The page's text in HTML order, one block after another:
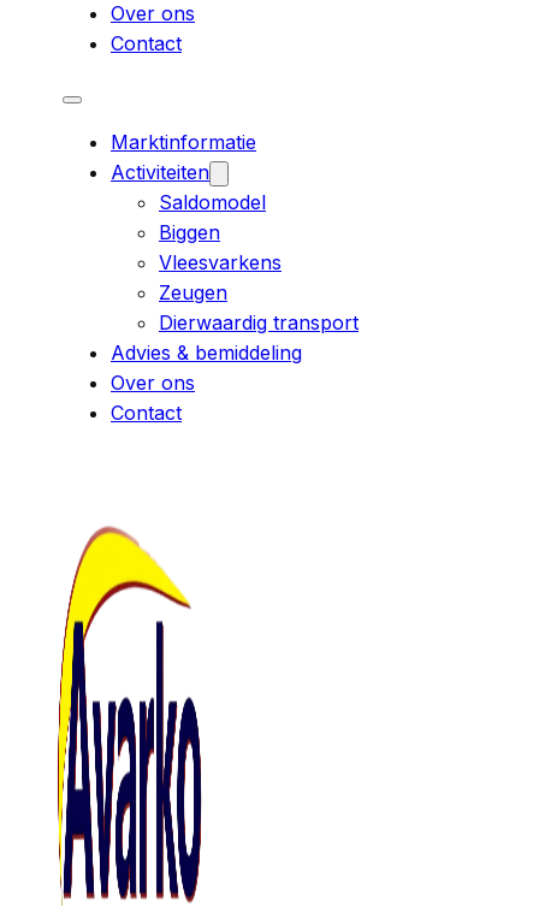
Over ons
Contact
Marktinformatie
Activiteiten
Saldomodel
Biggen
Vleesvarkens
Zeugen
Dierwaardig transport
Advies & bemiddeling
Over ons
Contact